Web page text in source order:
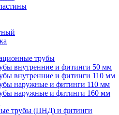
трубы
внутренние и фитинги 50 мм
внутренние и фитинги 110 мм
наружные и фитинги 110 мм
наружные и фитинги 160 мм
трубы (ПНД) и фитинги